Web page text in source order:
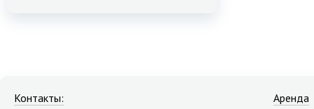
Контакты:
Аренда